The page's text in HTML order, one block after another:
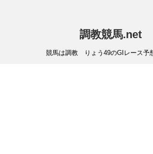
調教競馬.net
競馬は調教 りょう49のGIレース予